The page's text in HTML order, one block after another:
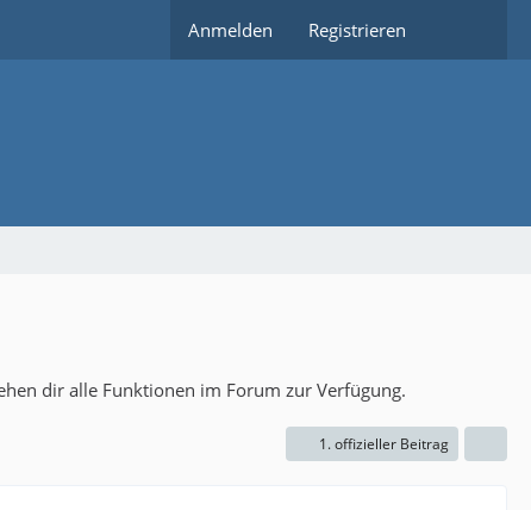
Anmelden Registrieren
dir alle Funktionen im Forum zur Verfügung.
1. offizieller Beitrag